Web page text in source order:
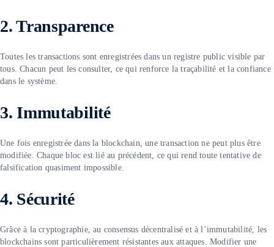
2. Transparence
Toutes les transactions sont enregistrées dans un registre public visible par
tous. Chacun peut les consulter, ce qui renforce la traçabilité et la confiance
dans le système.
3. Immutabilité
Une fois enregistrée dans la blockchain, une transaction ne peut plus être
modifiée. Chaque bloc est lié au précédent, ce qui rend toute tentative de
falsification quasiment impossible.
4. Sécurité
Grâce à la cryptographie, au consensus décentralisé et à l’immutabilité, les
blockchains sont particulièrement résistantes aux attaques. Modifier une